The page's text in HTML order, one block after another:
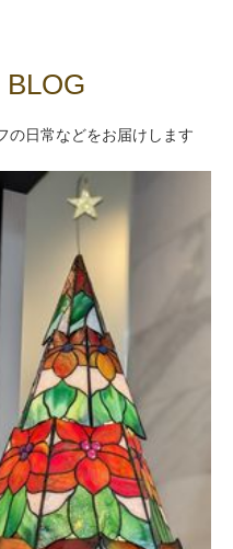
の日常などをお届けします